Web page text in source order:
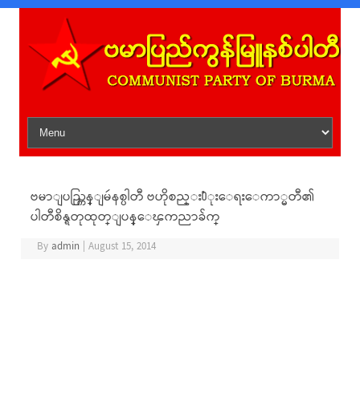
Skip to content
ဗမာျပည္ကြန္ျမဴနစ္ပါတီ ဗဟိုစည္း႐ံုးေရးေကာ္မတီ၏
ပါတီစိန္ရတုထုတ္ျပန္ေၾကညာခ်က္
Byadmin August 15, 2014